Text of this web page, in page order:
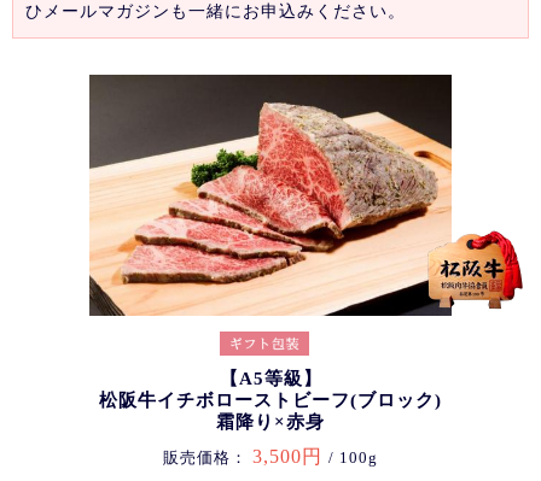
ひメールマガジンも一緒にお申込みください。
【A5等級】
松阪牛イチボローストビーフ(ブロック)
霜降り×赤身
販売価格： 3,500円 / 100g